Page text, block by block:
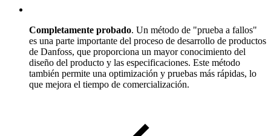
Completamente probado. Un método de "prueba a fallos"
es una parte importante del proceso de desarrollo de productos
de Danfoss, que proporciona un mayor conocimiento del
diseño del producto y las especificaciones. Este método
también permite una optimización y pruebas más rápidas, lo
que mejora el tiempo de comercialización.